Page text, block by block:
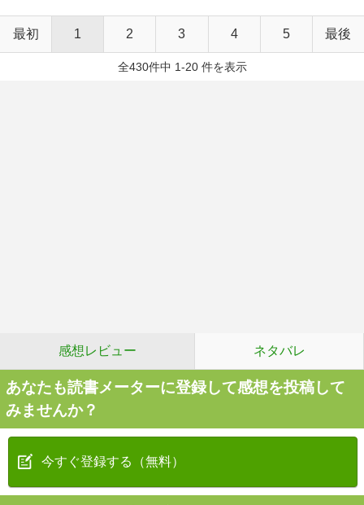
最初 1 2 3 4 5 最後
全430件中 1-20 件を表示
感想レビュー ネタバレ
あなたも読書メーターに登録して感想を投稿して
みませんか？
今すぐ登録する（無料）